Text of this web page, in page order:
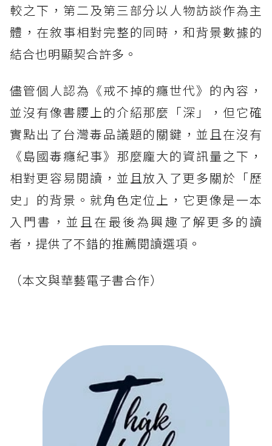
較之下，第二及第三部分以人物訪談作為主
體，在敘事相對完整的同時，和背景數據的
結合也明顯契合許多。
儘管個人認為《戒不掉的癮世代》的內容，
並沒有像書腰上的介紹那麼「深」，但它確
實點出了台灣毒品議題的關鍵，並且在沒有
《島國毒癮紀事》那麼龐大的資訊量之下，
相對更容易閱讀，並且放入了更多關於「歷
史」的背景。就角色定位上，它更像是一本
入門書，並且在最後為興趣了解更多的讀
者，提供了不錯的推薦閱讀選項。
（本文與華藝電子書合作）